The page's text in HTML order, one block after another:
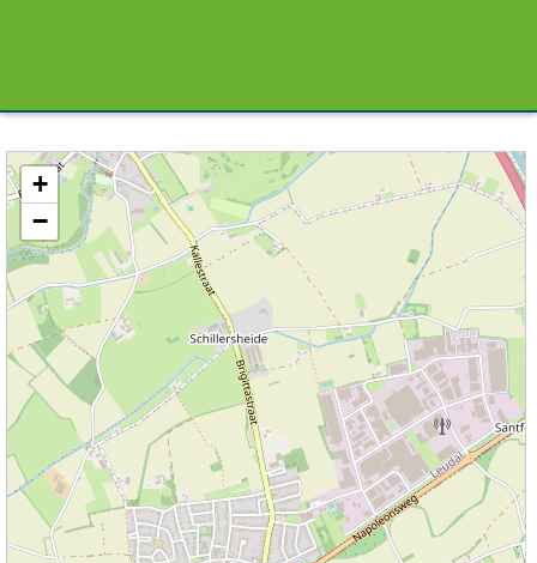
Kaart / Plattegrond Ittervoort centrum
+
−